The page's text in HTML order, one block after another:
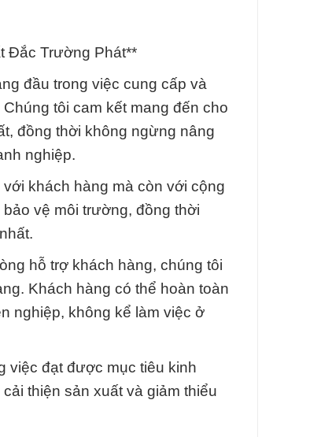
Đắc Trường Phát**
đầu trong việc cung cấp và
tôi cam kết mang đến cho
đồng thời không ngừng nâng
nghiệp.
khách hàng mà còn với cộng
vệ môi trường, đồng thời
hỗ trợ khách hàng, chúng tôi
Khách hàng có thể hoàn toàn
nghiệp, không kể làm việc ở
việc đạt được mục tiêu kinh
thiện sản xuất và giảm thiểu